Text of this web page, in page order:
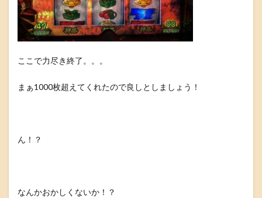
ここで力尽き終了。。。
まぁ1000枚超えてくれたので良しとしましょう！
ん！？
なんかおかしくないか！？